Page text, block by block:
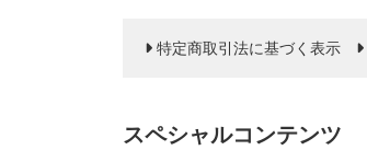
特定商取引法に基づく表示
スペシャルコンテンツ